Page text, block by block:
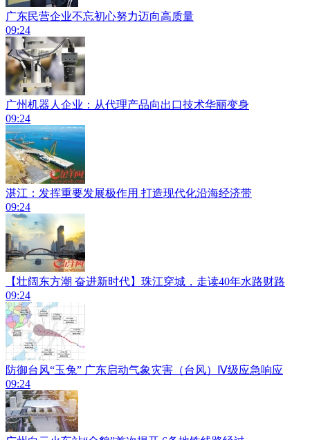
广东民营企业不忘初心努力迈向高质量
09:24
广州机器人企业：从代理产品向出口技术华丽变身
09:24
湛江：发挥重要发展极作用 打造现代化沿海经济带
09:24
【壮阔东方潮 奋进新时代】珠江穿城，走读40年水路财路
09:24
防御台风“玉兔” 广东启动气象灾害（台风）Ⅳ级应急响应
09:24